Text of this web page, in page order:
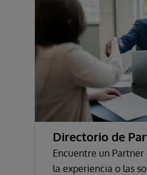
Directorio de
Encuentre un
la experiencia o las